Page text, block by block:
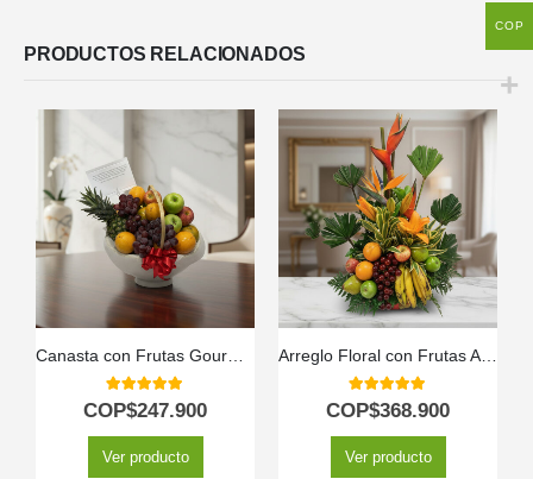
PRODUCTOS RELACIONADOS
Canasta con Frutas Gourmet
5.00out of 5
COP$247.900
Ver producto
Arreglo Floral con Frutas Alfa
5.00out of 5
COP$368.900
Ver producto
COP